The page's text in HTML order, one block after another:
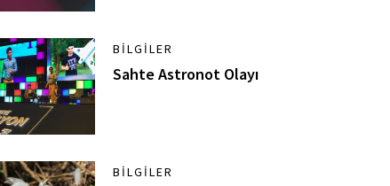
BILGILER
Sahte Astronot Olayı
BILGILER